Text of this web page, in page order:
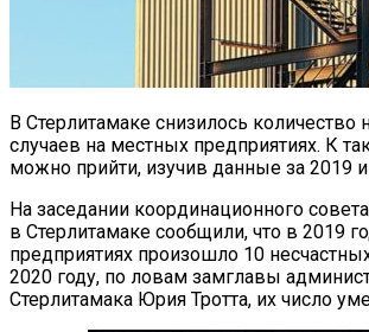
В Стерлитамаке снизилось количество
случаев на местных предприятиях. К
можно прийти, изучив данные за 2019
На заседании координационного
в Стерлитамаке сообщили, что в 2019
предприятиях произошло 10
2020 году, по ловам замглавы
Стерлитамака Юрия Тротта, их число